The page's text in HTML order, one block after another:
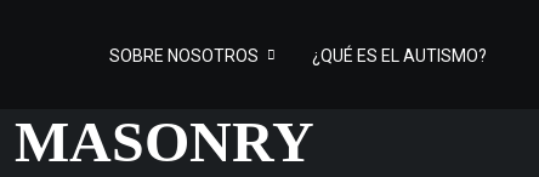
SOBRE NOSOTROS ¿QUÉ ES EL AUTISMO?